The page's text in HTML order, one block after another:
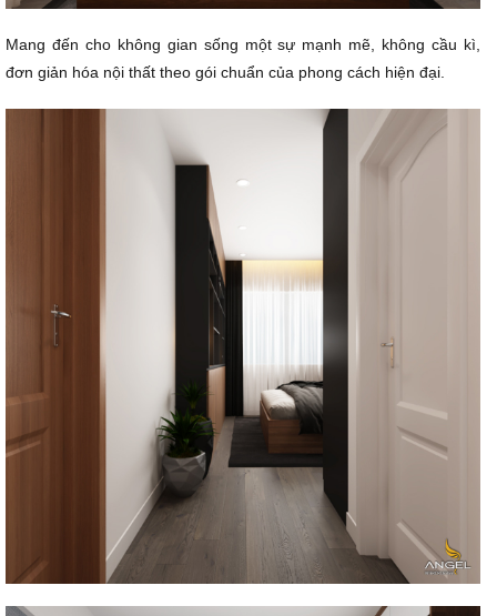
Mang đến cho không gian sống một sự mạnh mẽ, không cầu kì,
đơn giản hóa nội thất theo gói chuẩn của phong cách hiện đại.